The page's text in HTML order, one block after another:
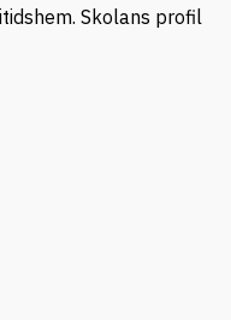
Skolans profil